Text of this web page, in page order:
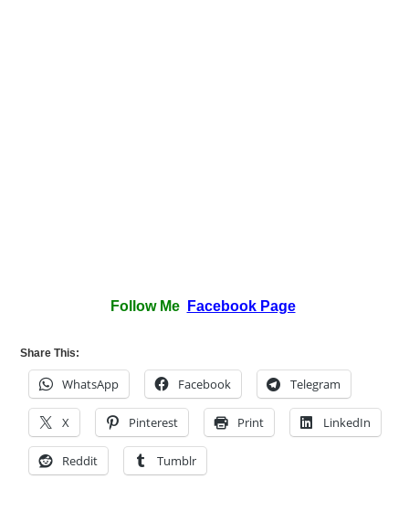
Follow Me Facebook Page
Share This:
WhatsApp Facebook Telegram
X Pinterest Print LinkedIn
Reddit Tumblr